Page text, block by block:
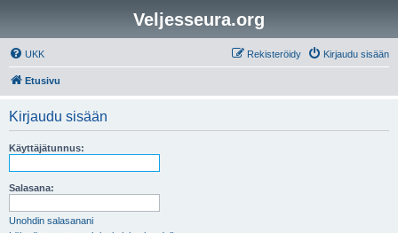
Veljesseura.org
UKK Kirjaudu sisään
Rekisteröidy
Etusivu
Kirjaudu sisään
Käyttäjätunnus:
Salasana:
Unohdin salasanani